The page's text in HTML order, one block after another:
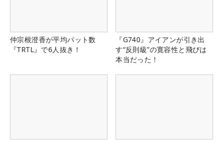
仲宗根澄香が平均パット数
『TRTL』で6人抜き！
『G740』アイアンが引き出
す“反則級”の寛容性と飛びは
本当だった！